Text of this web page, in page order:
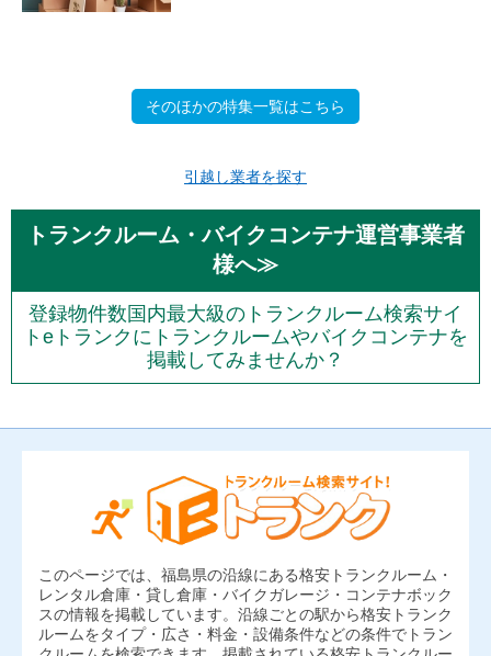
そのほかの特集一覧はこちら
引越し業者を探す
トランクルーム・バイクコンテナ運営事業者
様へ≫
登録物件数国内最大級のトランクルーム検索サイ
トeトランクにトランクルームやバイクコンテナを
掲載してみませんか？
このページでは、福島県の沿線にある格安トランクルーム・
レンタル倉庫・貸し倉庫・バイクガレージ・コンテナボック
スの情報を掲載しています。沿線ごとの駅から格安トランク
ルームをタイプ・広さ・料金・設備条件などの条件でトラン